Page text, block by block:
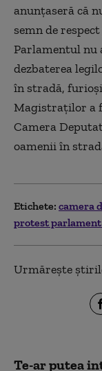
anunţaseră că
semn de
Parlamentul nu
dezbaterea
în stradă,
Magistraţilor a
Camera
oamenii în
Etichete: camera
protest parlament
Urmărește
Te-ar putea